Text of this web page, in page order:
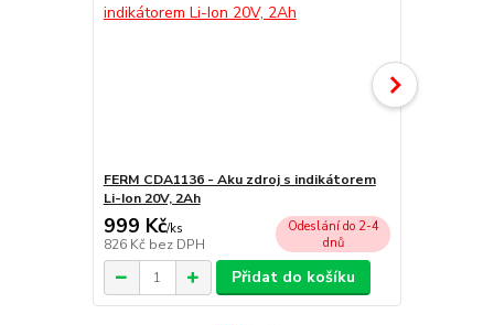
FERM CDA1136 - Aku zdroj s indikátorem
Li-Ion 20V, 2Ah
999 Kč/ks
826 Kč bez DPH
Odeslání do 2-4
dnů
Přidat do košíku